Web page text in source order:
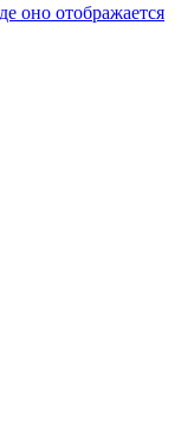
оно отображается